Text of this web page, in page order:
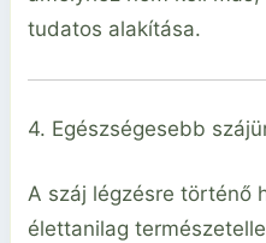
tudatos alakítása.
4. Egészségesebb
A száj légzésre történő
élettanilag